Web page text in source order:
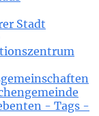
Stadt
- Tags -